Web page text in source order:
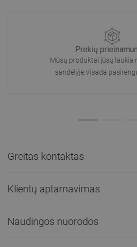
Prekių
Mūsų produktai jūsų laukia
sandėlyje.Visada
Greitas kontaktas
Klientų aptarnavimas
Naudingos nuorodos